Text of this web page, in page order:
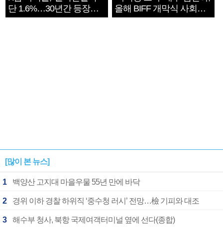
단 1.6%…30년간 등장
1182개팀 전수조사
올해 BIFF 개막식 사회자
확정
[많이 본 뉴스]
1 백양산 고지대 마을우물 55년 만에 바닥
2 경위 이하 경찰 하위직 ‘중수청 러시’ 전망…檢 기피와 대조
3 해수부 청사, 북항 국제여객터미널 옆에 선다(종합)